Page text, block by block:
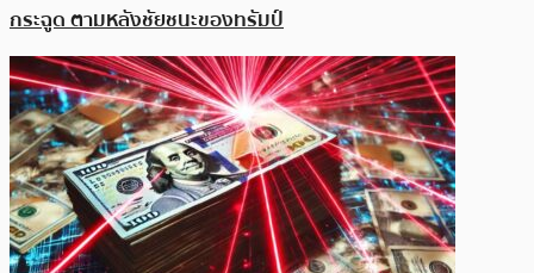
กระฉูด ตามหลังชัยชนะของทรัมป์